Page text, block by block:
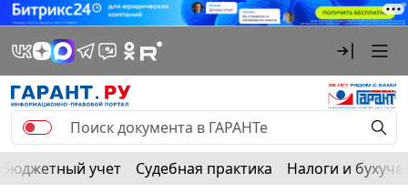
Бюджетный учет Судебная практика Налоги и